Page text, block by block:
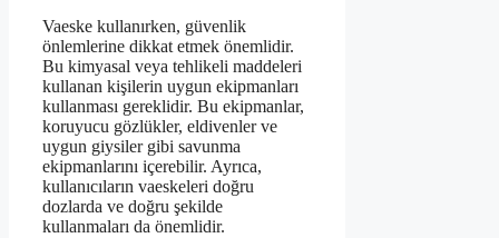
Vaeske kullanırken, güvenlik
önlemlerine dikkat etmek önemlidir.
Bu kimyasal veya tehlikeli maddeleri
kullanan kişilerin uygun ekipmanları
kullanması gereklidir. Bu ekipmanlar,
koruyucu gözlükler, eldivenler ve
uygun giysiler gibi savunma
ekipmanlarını içerebilir. Ayrıca,
kullanıcıların vaeskeleri doğru
dozlarda ve doğru şekilde
kullanmaları da önemlidir.